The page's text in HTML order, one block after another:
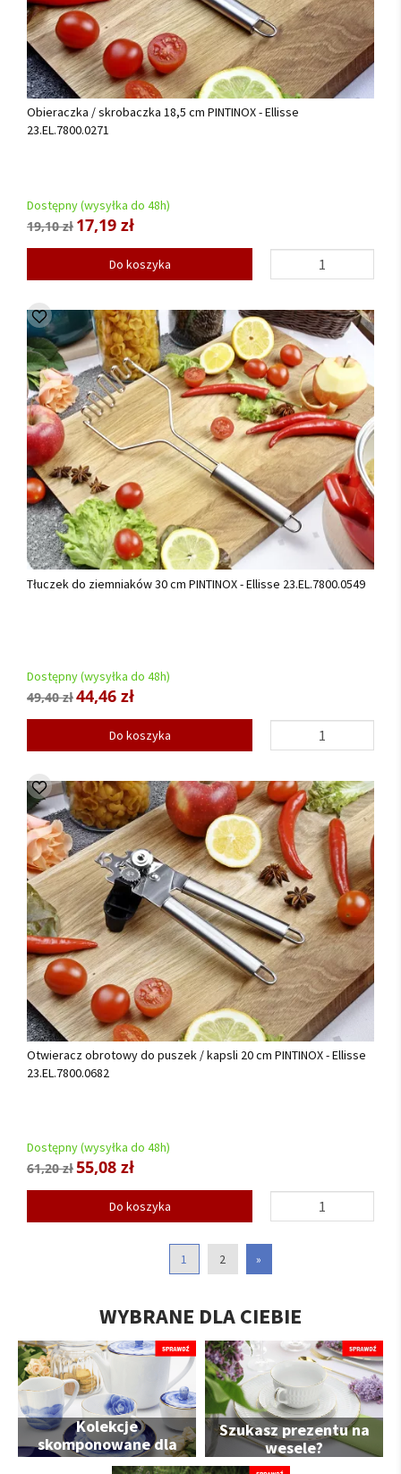
Obieraczka / skrobaczka 18,5 cm PINTINOX - Ellisse
23.EL.7800.0271
Dostępny (wysyłka do 48h)
19,10 zł 17,19 zł
Do koszyka
Tłuczek do ziemniaków 30 cm PINTINOX - Ellisse 23.EL.7800.0549
Dostępny (wysyłka do 48h)
49,40 zł44,46 zł
Do koszyka
Otwieracz obrotowy do puszek / kapsli 20 cm PINTINOX - Ellisse
23.EL.7800.0682
Dostępny (wysyłka do 48h)
61,20 zł55,08 zł
Do koszyka
1 2 »
WYBRANE DLA CIEBIE
Kolekcje
skomponowane dla
Ciebie
Szukasz prezentu na
wesele?